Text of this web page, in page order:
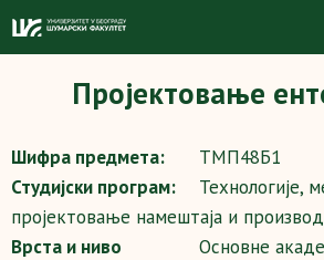
Пројектовање
Шифра предмета:
ТМП48Б1
Студијски програм:
Технологије,
пројектовање намештаја и
Врста и ниво
Основне